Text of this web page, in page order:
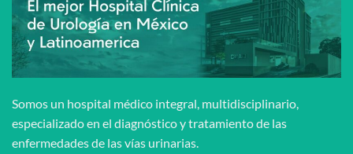
Somos un hospital médico integral, multidisciplinario,
especializado en el diagnóstico y tratamiento de las
enfermedades de las vías urinarias.